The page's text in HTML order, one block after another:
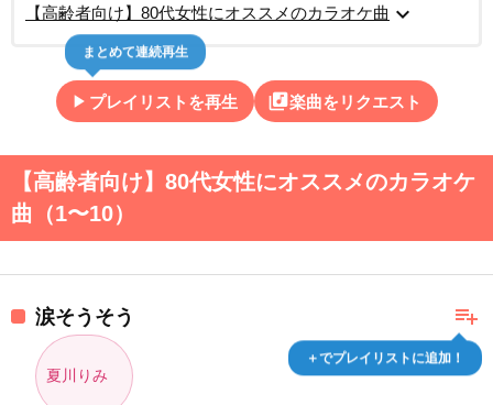
【高齢者向け】80代女性にオススメのカラオケ曲 expand_more
play_arrow プレイリストを再生
まとめて連続再生
library_music楽曲をリクエスト
【高齢者向け】80代女性にオススメのカラオケ
曲（1〜10）
playlist_add
＋でプレイリストに追加！
涙そうそう
夏川りみ